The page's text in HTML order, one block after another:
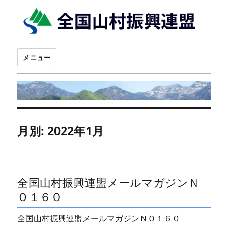
メニュー
月別: 2022年1月
全国山村振興連盟メールマガジンＮ
Ｏ１６０
全国山村振興連盟メールマガジンＮＯ１６０